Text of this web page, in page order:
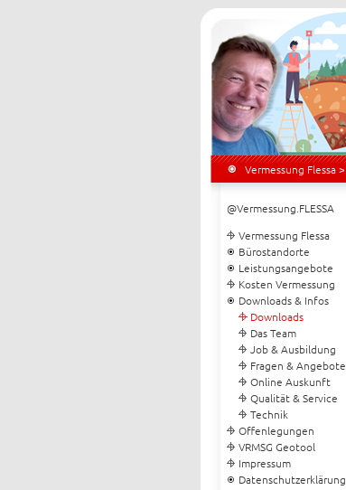
Vermessung Flessa>
@Vermessung.FLESSA
Vermessung Flessa
Bürostandorte
Leistungsangebote
Kosten Vermessung
Downloads & Infos
Downloads
Das Team
Job & Ausbildung
Fragen & Angebote
Online Auskunft
Qualität & Service
Technik
Offenlegungen
VRMSG Geotool
Impressum
Datenschutzerklärung